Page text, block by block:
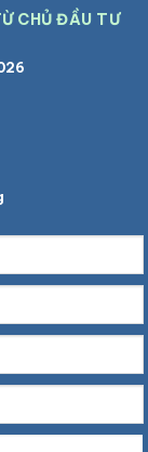
CHỦ ĐẦU TƯ